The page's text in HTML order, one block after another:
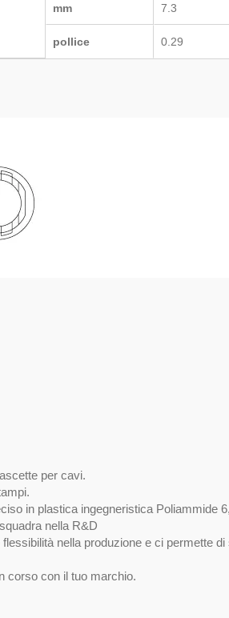
mm 7.3
pollice 0.29
per cavi.
in plastica ingegneristica Poliammide
nella R&D
nella produzione e ci permette
corso con il tuo marchio.